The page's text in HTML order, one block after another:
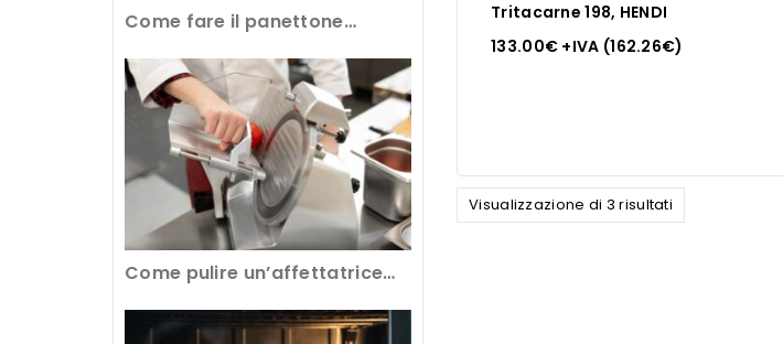
Tritacarne 198, HENDI
133.00€ +IVA (162.26€)
Visualizzazione di 3 risultati
Come fare il panettone
l’attrezzatura professionale
Come pulire un’affettatrice
perfetti